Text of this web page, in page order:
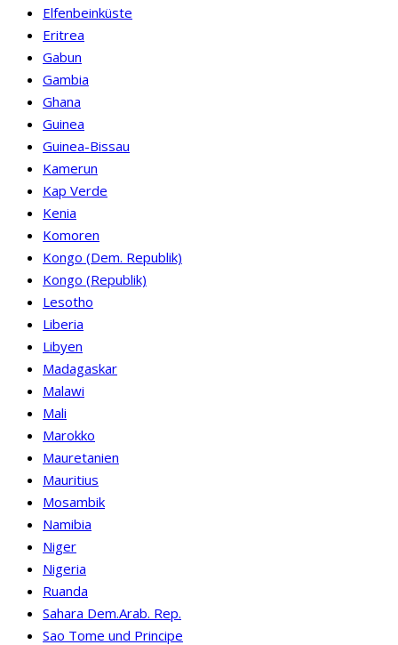
Elfenbeinküste
Eritrea
Gabun
Gambia
Ghana
Guinea
Guinea-Bissau
Kamerun
Kap Verde
Kenia
Komoren
Kongo (Dem. Republik)
Kongo (Republik)
Lesotho
Liberia
Libyen
Madagaskar
Malawi
Mali
Marokko
Mauretanien
Mauritius
Mosambik
Namibia
Niger
Nigeria
Ruanda
Sahara Dem.Arab. Rep.
Sao Tome und Principe